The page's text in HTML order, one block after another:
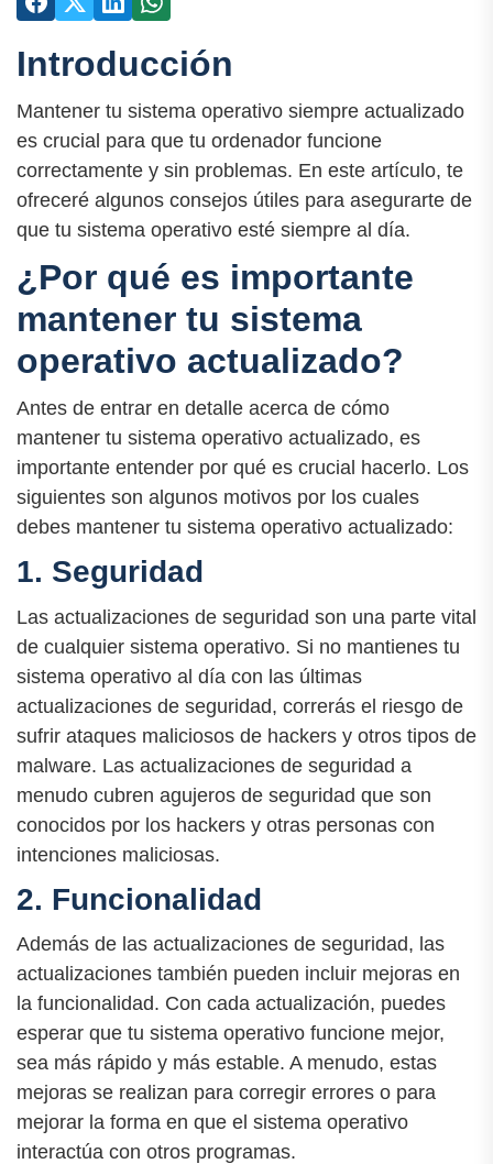
Introducción
Mantener tu sistema operativo siempre actualizado
es crucial para que tu ordenador funcione
correctamente y sin problemas. En este artículo, te
ofreceré algunos consejos útiles para asegurarte de
que tu sistema operativo esté siempre al día.
¿Por qué es importante
mantener tu sistema
operativo actualizado?
Antes de entrar en detalle acerca de cómo
mantener tu sistema operativo actualizado, es
importante entender por qué es crucial hacerlo. Los
siguientes son algunos motivos por los cuales
debes mantener tu sistema operativo actualizado:
1. Seguridad
Las actualizaciones de seguridad son una parte vital
de cualquier sistema operativo. Si no mantienes tu
sistema operativo al día con las últimas
actualizaciones de seguridad, correrás el riesgo de
sufrir ataques maliciosos de hackers y otros tipos de
malware. Las actualizaciones de seguridad a
menudo cubren agujeros de seguridad que son
conocidos por los hackers y otras personas con
intenciones maliciosas.
2. Funcionalidad
Además de las actualizaciones de seguridad, las
actualizaciones también pueden incluir mejoras en
la funcionalidad. Con cada actualización, puedes
esperar que tu sistema operativo funcione mejor,
sea más rápido y más estable. A menudo, estas
mejoras se realizan para corregir errores o para
mejorar la forma en que el sistema operativo
interactúa con otros programas.